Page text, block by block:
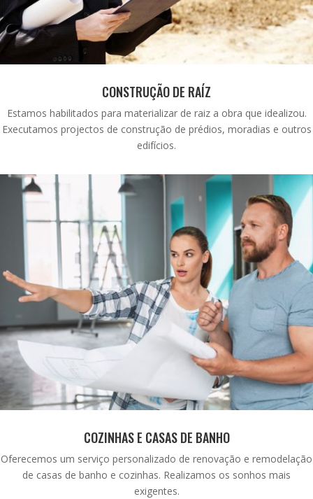
CONSTRUÇÃO DE RAÍZ
Estamos habilitados para materializar de raiz a obra que idealizou.
Executamos projectos de construção de prédios, moradias e outros
edifícios.
COZINHAS E CASAS DE BANHO
Oferecemos um serviço personalizado de renovação e remodelação
de casas de banho e cozinhas. Realizamos os sonhos mais
exigentes.